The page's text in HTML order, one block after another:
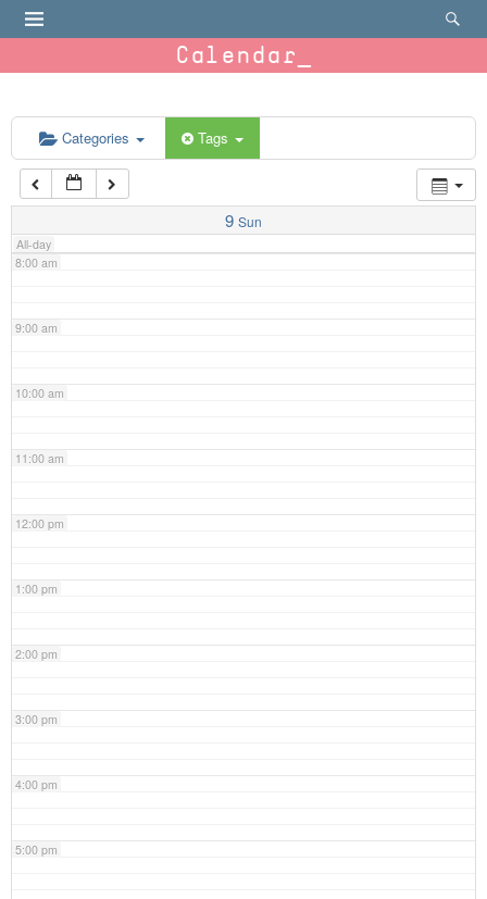
Calendar
Categories Tags
9 Sun
All-day
6:00 am
7:00 am
8:00 am
9:00 am
10:00 am
11:00 am
12:00 pm
1:00 pm
2:00 pm
3:00 pm
4:00 pm
5:00 pm